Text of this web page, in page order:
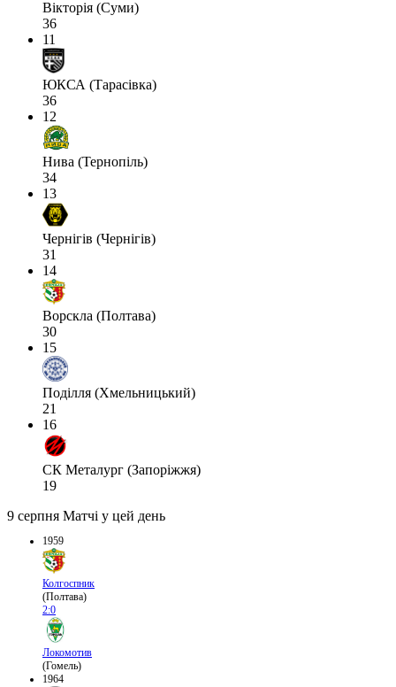
Вікторія (Суми)
36
11
ЮКСА (Тарасівка)
36
12
Нива (Тернопіль)
34
13
Чернігів (Чернігів)
31
14
Ворскла (Полтава)
30
15
Поділля (Хмельницький)
21
16
СК Металург (Запоріжжя)
19
9 серпня Матчі у цей день
1959
Колгоспник
(Полтава)
2:0
Локомотив
(Гомель)
1964